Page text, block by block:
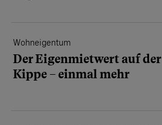
Wohneigentum
Der Eigenmietwert auf der
Kippe – einmal mehr